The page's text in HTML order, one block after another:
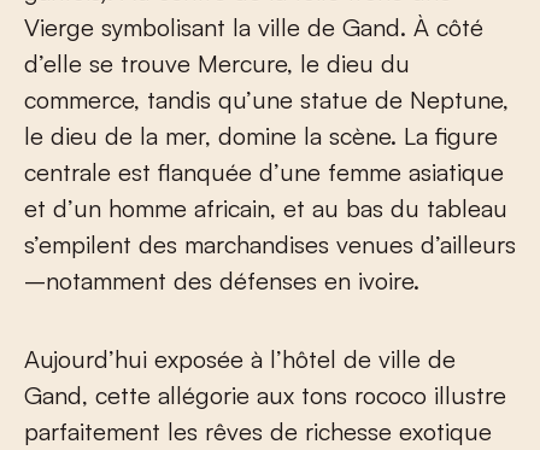
Vierge symbolisant la ville de Gand. À côté
d’elle se trouve Mercure, le dieu du
commerce, tandis qu’une statue de Neptune,
le dieu de la mer, domine la scène. La figure
centrale est flanquée d’une femme asiatique
et d’un homme africain, et au bas du tableau
s’empilent des marchandises venues d’ailleurs
–notamment des défenses en ivoire.
Aujourd’hui exposée à l’hôtel de ville de
Gand, cette allégorie aux tons rococo illustre
parfaitement les rêves de richesse exotique